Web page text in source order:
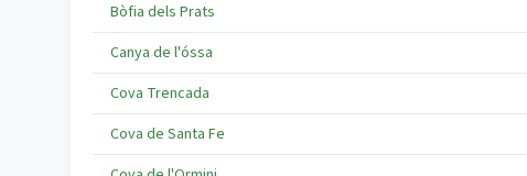
Bòfia dels Prats
Canya de l'óssa
Cova Trencada
Cova de Santa Fe